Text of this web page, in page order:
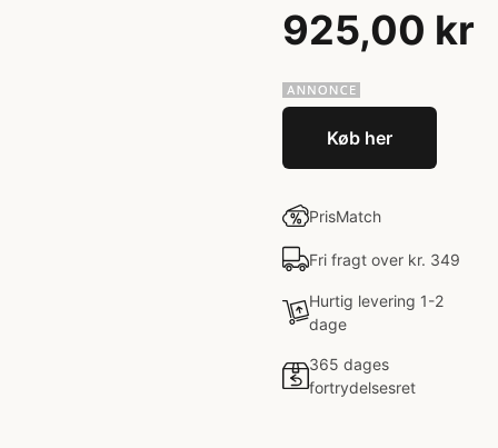
925,00 kr
Køb her
PrisMatch
Fri fragt over kr. 349
Hurtig levering 1-2
dage
365 dages
fortrydelsesret